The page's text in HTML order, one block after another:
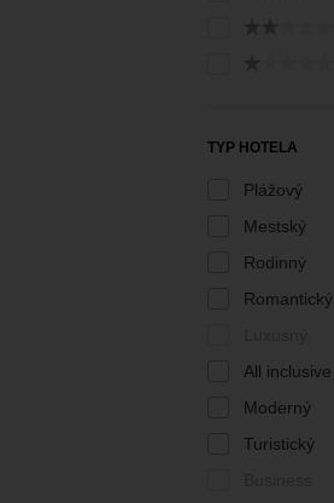
TYP HOTELA
Plážový
Mestský
Rodinný
Romantický
All inclusive
Moderný
Turistický